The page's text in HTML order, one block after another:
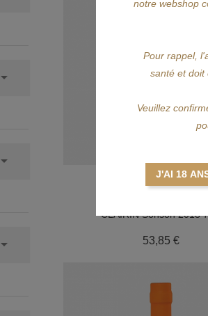



CLAIRIN
CLAIRIN Sonson 2018
53,85 €Prix
notre webshop
Pour rappel,
santé et doit
Veuillez
J'AI 18